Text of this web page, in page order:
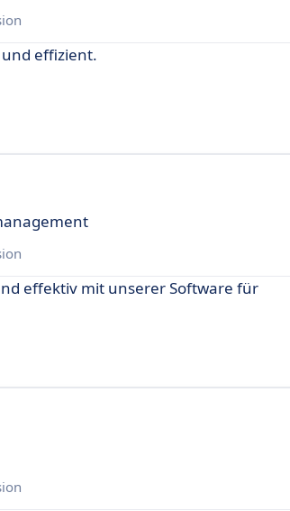
effizient.
effektiv mit unserer Software für